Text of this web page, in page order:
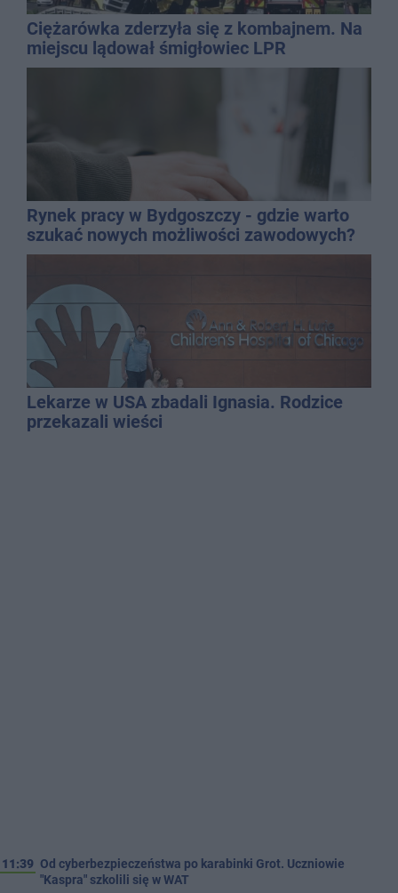
Ciężarówka zderzyła się z kombajnem. Na
miejscu lądował śmigłowiec LPR
Rynek pracy w Bydgoszczy - gdzie warto
szukać nowych możliwości zawodowych?
Lekarze w USA zbadali Ignasia. Rodzice
przekazali wieści
11:39 Od cyberbezpieczeństwa po karabinki Grot. Uczniowie
"Kaspra" szkolili się w WAT